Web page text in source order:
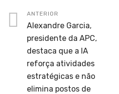
ANTERIOR
Alexandre Garcia,
presidente da APC,
destaca que a IA
reforça atividades
estratégicas e não
elimina postos de